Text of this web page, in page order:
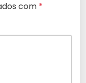
com *